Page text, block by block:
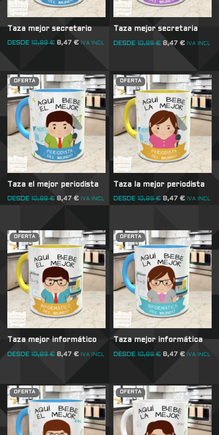
Taza mejor secretario
DESDE 10,89€ 8,47 € IVA INCL
Taza mejor secretaria
DESDE 10,89€ 8,47€ IVA INCL
OFERTA
Taza el mejor periodista
DESDE 10,89€ 8,47 € IVA INCL
OFERTA
Taza la mejor periodista
DESDE 10,89€ 8,47€ IVA INCL
OFERTA
Taza mejor informático
DESDE 10,89€ 8,47 € IVA INCL
OFERTA
Taza mejor informática
DESDE 10,89€ 8,47€ IVA INCL
OFERTA OFERTA